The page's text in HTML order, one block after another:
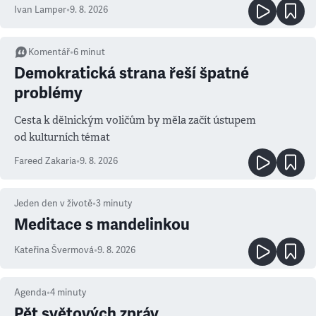
Ivan Lamper•9. 8. 2026
Komentář•6 minut
Demokratická strana řeší špatné
problémy
Cesta k dělnickým voličům by měla začít ústupem
od kulturních témat
Fareed Zakaria•9. 8. 2026
Jeden den v životě•3 minuty
Meditace s mandelinkou
Kateřina Švermová•9. 8. 2026
Agenda•4 minuty